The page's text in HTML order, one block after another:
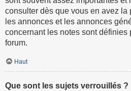
consulter dès que vous en avez la
les annonces et les annonces
concernant les notes sont définies
forum.
Haut
Que sont les sujets verrouillés ?